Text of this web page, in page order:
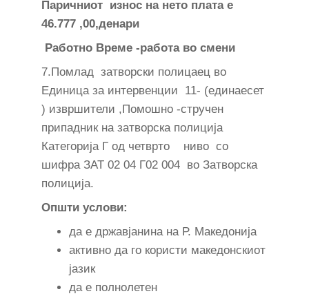
Паричниот износ на нето плата е
46.777 ,00,денари
Работно Време -работа во смени
7.Помлад затворски полицаец во
Единица за интервенции 11- (единаесет
) извршители ,Помошно -стручен
припадник на затворска полиција
Категорија Г од четврто ниво со
шифра ЗАТ 02 04 Г02 004 во Затворска
полиција.
Општи услови:
да е државјанина на Р. Македонија
активно да го користи македонскиот
јазик
да е полнолетен